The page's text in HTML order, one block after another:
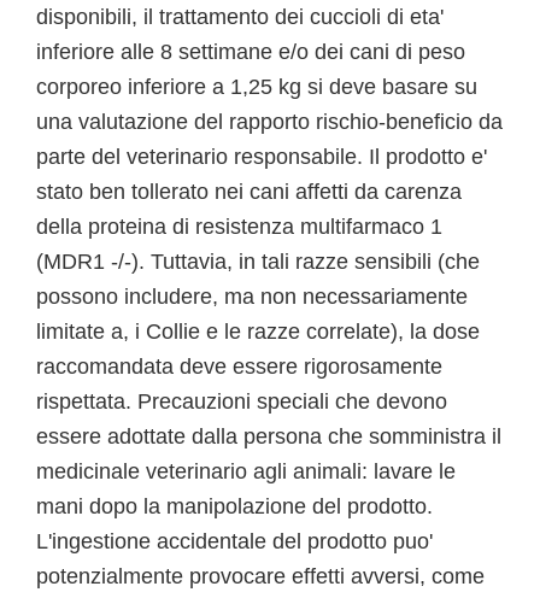
disponibili, il trattamento dei cuccioli di eta'
inferiore alle 8 settimane e/o dei cani di peso
corporeo inferiore a 1,25 kg si deve basare su
una valutazione del rapporto rischio-beneficio da
parte del veterinario responsabile. Il prodotto e'
stato ben tollerato nei cani affetti da carenza
della proteina di resistenza multifarmaco 1
(MDR1 -/-). Tuttavia, in tali razze sensibili (che
possono includere, ma non necessariamente
limitate a, i Collie e le razze correlate), la dose
raccomandata deve essere rigorosamente
rispettata. Precauzioni speciali che devono
essere adottate dalla persona che somministra il
medicinale veterinario agli animali: lavare le
mani dopo la manipolazione del prodotto.
L'ingestione accidentale del prodotto puo'
potenzialmente provocare effetti avversi, come